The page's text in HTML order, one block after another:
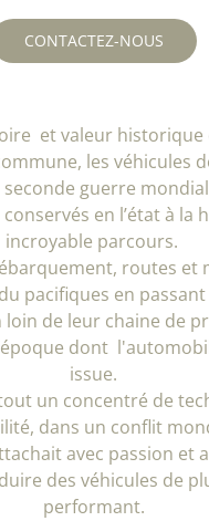
CONTACTEZ-NOUS
et valeur historique
les véhicules
guerre
en l’état à la
incroyable parcours.
routes et
pacifiques en
loin de leur chaine de
dont
issue.
un concentré de
dans un conflit
avec passion et
des véhicules de
performant.